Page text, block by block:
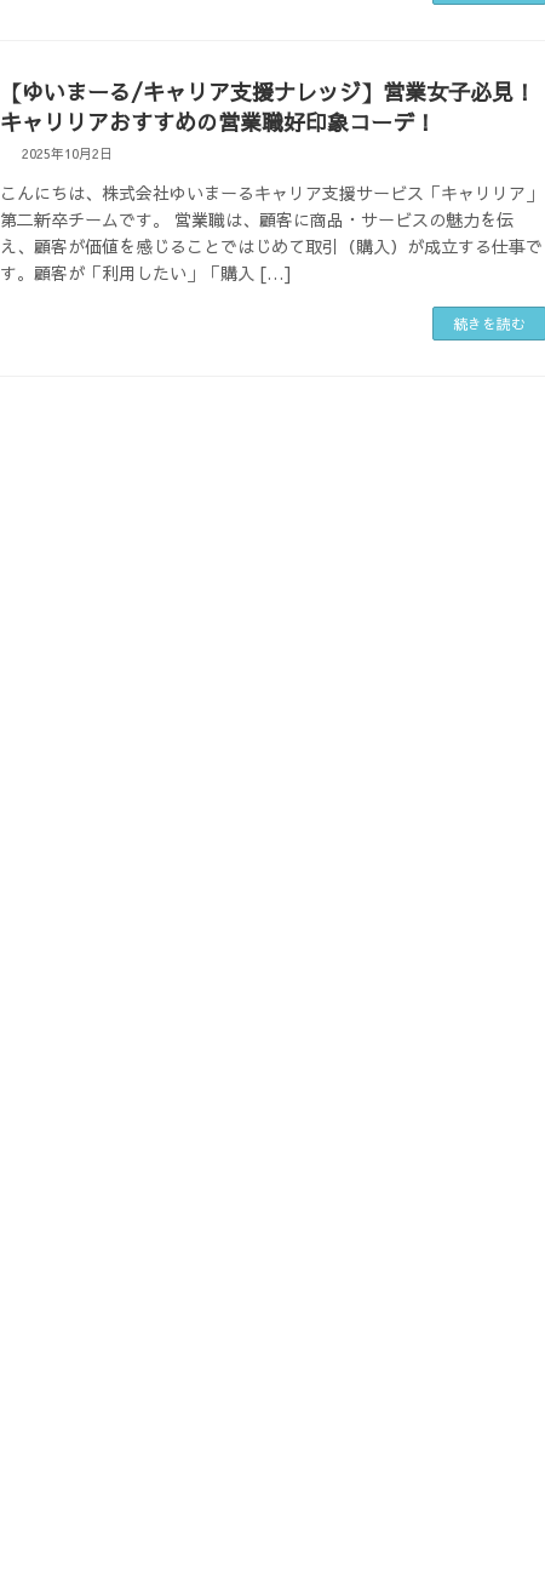
【ゆいまーる/キャリア支援ナレッジ】営業女子必見！
キャリリアおすすめの営業職好印象コーデ！
2025年10月2日
こんにちは、株式会社ゆいまーるキャリア支援サービス「キャリリア」
第二新卒チームです。 営業職は、顧客に商品・サービスの魅力を伝
え、顧客が価値を感じることではじめて取引（購入）が成立する仕事で
す。顧客が「利用したい」「購入 […]
続きを読む